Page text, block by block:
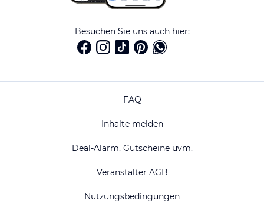
Besuchen Sie uns auch hier:
FAQ
Inhalte melden
Deal-Alarm, Gutscheine uvm.
Veranstalter AGB
Nutzungsbedingungen